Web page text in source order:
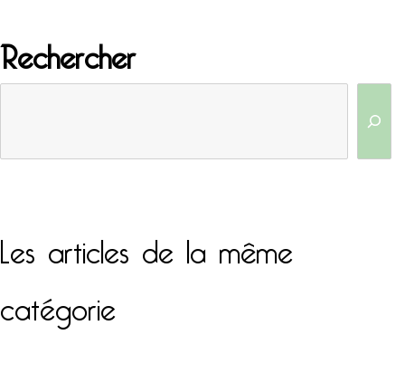
Rechercher
Les articles de la même
catégorie